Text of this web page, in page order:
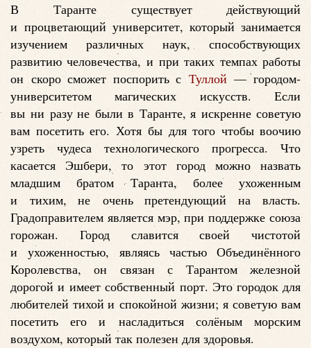
В Таранте существует действующий
и процветающий университет, который занимается
изучением различных наук, способствующих
развитию человечества, и при таких темпах работы
он скоро сможет поспорить с Туллой— городом-
университетом магических искусств. Если
вы ни разу не были в Таранте, я искренне советую
вам посетить его. Хотя бы для того чтобы воочию
узреть чудеса технологического прогресса. Что
касается Эшбери, то этот город можно назвать
младшим братом Таранта, более ухоженным
и тихим, не очень претендующий на власть.
Градоправителем является мэр, при поддержке союза
горожан. Город славится своей чистотой
и ухоженностью, являясь частью Объединённого
Королевства, он связан с Тарантом железной
дорогой и имеет собственный порт. Это городок для
любителей тихой и спокойной жизни; я советую вам
посетить его и насладиться солёным морским
воздухом, который так полезен для здоровья.